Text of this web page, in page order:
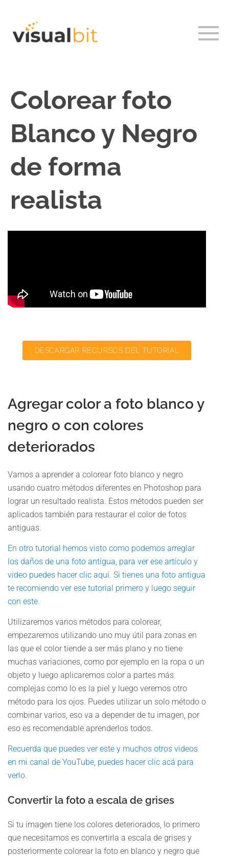
Colorear foto
Blanco y Negro
de forma
realista
DESCARGAR RECURSOS DEL TUTORIAL
Agregar color a foto blanco y
negro o con colores
deteriorados
Vamos a aprender a colorear foto blanco y negro
usando cuatro métodos diferentes en Photoshop para
lograr un resultado realista. Estos métodos pueden ser
aplicados también para restaurar el color de fotos
antiguas.
En otro tutorial hemos visto como podemos arreglar
los daños de una foto antigua, para ver ese artículo y
video puedes hacer clic aquí. Si tienes una foto antigua
te recomiendo ver ese tutorial primero y luego seguir
con este.
Utilizaremos varios métodos para colorear,
empezaremos utilizando uno muy útil para zonas en
las que el color tiende a ser más plano y no tiene
muchas variaciones, como por ejemplo en la ropa o un
objeto y luego aplicaremos color a partes más
complejas como lo es la piel y luego veremos otro
método para los ojos. Puedes utilizar un solo método o
combinar varios, eso va a depender de tu imagen, por
eso es recomendable aprenderlos todos.
Recuerda que puedes ver este y muchos otros videos
en mi canal de YouTube, puedes hacer clic acá para
verlo.
Convertir la foto a escala de grises
Si tu imagen tiene los colores deteriorados, lo primero
que necesitamos es convertirla a escala de grises y
posteriormente colorear la foto en blanco y negro que